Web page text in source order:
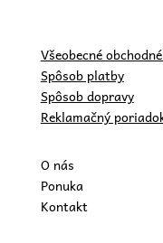
Všeobecné
Spôsob platby
Spôsob dopravy
Reklamačný
O nás
Ponuka
Kontakt